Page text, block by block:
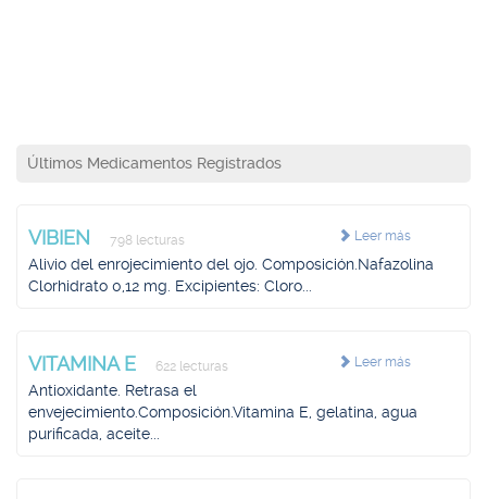
Últimos Medicamentos Registrados
Leer más
VIBIEN 798 lecturas
Alivio del enrojecimiento del ojo. Composición.Nafazolina
Clorhidrato 0,12 mg. Excipientes: Cloro...
Leer más
VITAMINA E 622 lecturas
Antioxidante. Retrasa el
envejecimiento.Composición.Vitamina E, gelatina, agua
purificada, aceite...